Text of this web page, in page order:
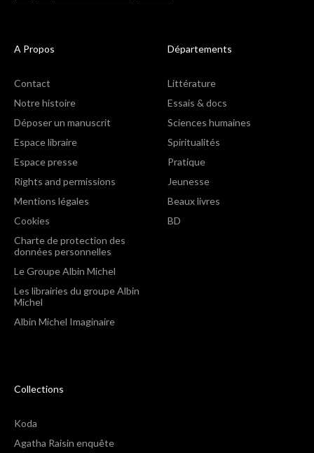
A Propos
Contact
Notre histoire
Déposer un manuscrit
Espace libraire
Espace presse
Rights and permissions
Mentions légales
Cookies
Charte de protection des
données personnelles
Le Groupe Albin Michel
Les librairies du groupe Albin
Michel
Albin Michel Imaginaire
Départements
Littérature
Essais & docs
Sciences humaines
Spiritualités
Pratique
Jeunesse
Beaux livres
BD
Collections
Koda
Agatha Raisin enquête